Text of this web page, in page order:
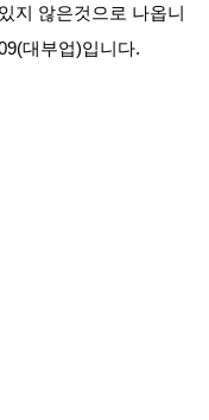
지 않은것으로 나옵니
대부업)입니다.